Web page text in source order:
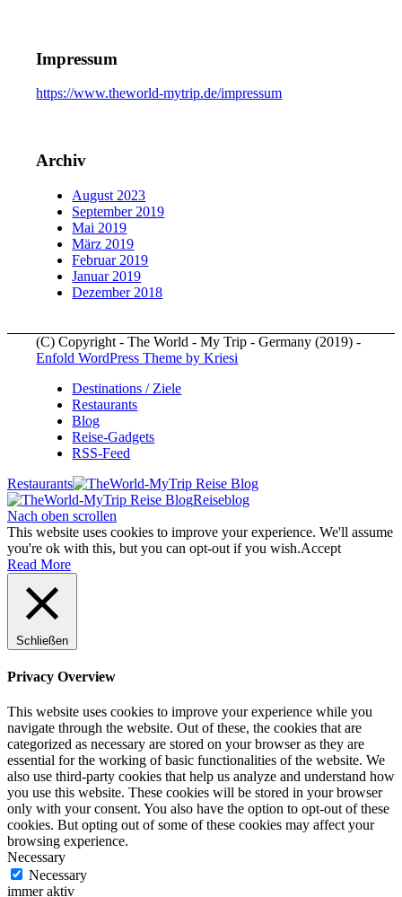
Impressum
https://www.theworld-mytrip.de/impressum
Archiv
August 2023
September 2019
Mai 2019
März 2019
Februar 2019
Januar 2019
Dezember 2018
(C) Copyright - The World - My Trip - Germany (2019) -
Enfold WordPress Theme by Kriesi
Destinations / Ziele
Restaurants
Blog
Reise-Gadgets
RSS-Feed
Restaurants
Reiseblog
Nach oben scrollen
This website uses cookies to improve your experience. We'll assume
you're ok with this, but you can opt-out if you wish.Accept
Read More
Schließen
Privacy Overview
This website uses cookies to improve your experience while you
navigate through the website. Out of these, the cookies that are
categorized as necessary are stored on your browser as they are
essential for the working of basic functionalities of the website. We
also use third-party cookies that help us analyze and understand how
you use this website. These cookies will be stored in your browser
only with your consent. You also have the option to opt-out of these
cookies. But opting out of some of these cookies may affect your
browsing experience.
Necessary
Necessary
immer aktiv